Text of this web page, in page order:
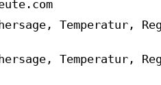
Temperatur,
Temperatur,